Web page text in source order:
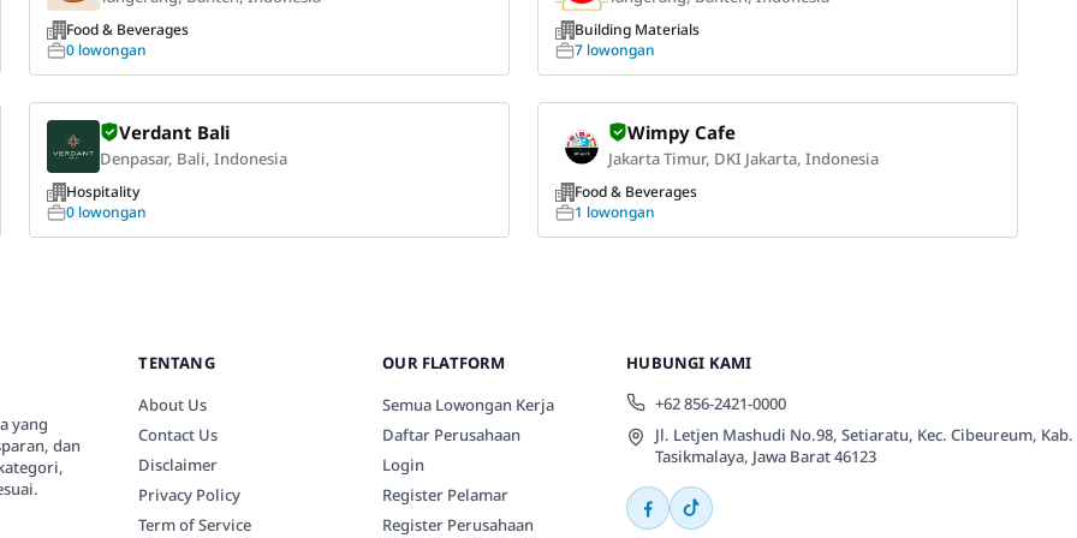
Food & Beverages
0 lowongan
Building Materials
7 lowongan
Verdant Bali
Denpasar, Bali, Indonesia
Hospitality
0 lowongan
Wimpy Cafe
Jakarta Timur, DKI Jakarta, Indonesia
Food & Beverages
1 lowongan
yang
dan
TENTANG
About Us
Contact Us
Disclaimer
Privacy Policy
Term of Service
OUR FLATFORM
Semua Lowongan Kerja
Daftar Perusahaan
Login
Register Pelamar
Register Perusahaan
HUBUNGI KAMI
+62 856-2421-0000
Jl. Letjen Mashudi No.98, Setiaratu, Kec. Cibeureum, Kab.
Tasikmalaya, Jawa Barat 46123